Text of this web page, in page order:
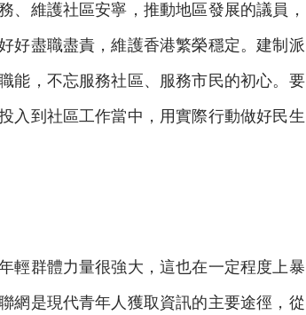
維護社區安寧，推動地區發展的議員，
好盡職盡責，維護香港繁榮穩定。建制派
能，不忘服務社區、服務市民的初心。要
入到社區工作當中，用實際行動做好民生
群體力量很強大，這也在一定程度上暴
網是現代青年人獲取資訊的主要途徑，從